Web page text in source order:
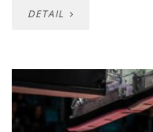
DETAIL